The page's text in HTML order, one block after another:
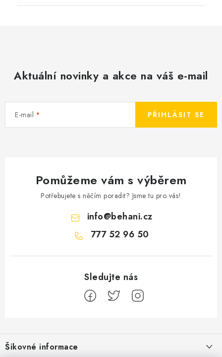
Aktuální novinky a akce na váš e-mail
E-mail PŘIHLÁSIT SE
Pomůžeme vám s výběrem
Potřebujete s něčím poradit? Jsme tu pro vás!
info@behani.cz
777 52 96 50
á
pŠikovné informace